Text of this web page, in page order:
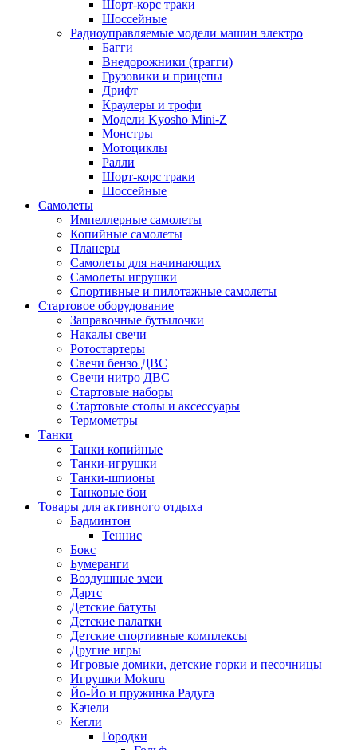
Шорт-корс траки
Шоссейные
Радиоуправляемые модели машин электро
Багги
Внедорожники (трагги)
Грузовики и прицепы
Дрифт
Краулеры и трофи
Модели Kyosho Mini-Z
Монстры
Мотоциклы
Ралли
Шорт-корс траки
Шоссейные
Самолеты
Импеллерные самолеты
Копийные самолеты
Планеры
Самолеты для начинающих
Самолеты игрушки
Спортивные и пилотажные самолеты
Стартовое оборудование
Заправочные бутылочки
Накалы свечи
Ротостартеры
Свечи бензо ДВС
Свечи нитро ДВС
Стартовые наборы
Стартовые столы и аксессуары
Термометры
Танки
Танки копийные
Танки-игрушки
Танки-шпионы
Танковые бои
Товары для активного отдыха
Бадминтон
Теннис
Бокс
Бумеранги
Воздушные змеи
Дартс
Детские батуты
Детские палатки
Детские спортивные комплексы
Другие игры
Игровые домики, детские горки и песочницы
Игрушки Mokuru
Йо-Йо и пружинка Радуга
Качели
Кегли
Городки